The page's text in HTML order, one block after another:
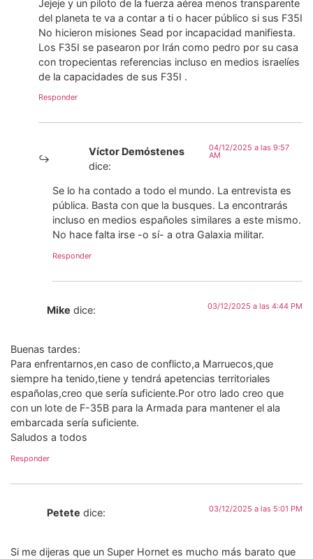
Jejeje y un piloto de la fuerza aérea menos transparente
del planeta te va a contar a ti o hacer público si sus F35I
No hicieron misiones Sead por incapacidad manifiesta.
Los F35I se pasearon por Irán como pedro por su casa
con tropecientas referencias incluso en medios israelíes
de la capacidades de sus F35I .
Responder
Víctor Demóstenes
dice:
04/12/2025 a las 9:57
AM
Se lo ha contado a todo el mundo. La entrevista es
pública. Basta con que la busques. La encontrarás
incluso en medios españoles similares a este mismo.
No hace falta irse -o sí- a otra Galaxia militar.
Responder
Mike dice: 03/12/2025 a las 4:44 PM
Buenas tardes:
Para enfrentarnos,en caso de conflicto,a Marruecos,que
siempre ha tenido,tiene y tendrá apetencias territoriales
españolas,creo que sería suficiente.Por otro lado creo que
con un lote de F-35B para la Armada para mantener el ala
embarcada sería suficiente.
Saludos a todos
Responder
Petete dice: 03/12/2025 a las 5:01 PM
Si me dijeras que un Super Hornet es mucho más barato que